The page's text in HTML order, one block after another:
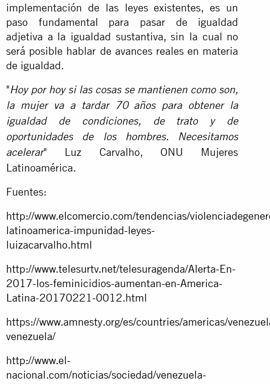
implementación de las leyes existentes, es un
paso fundamental para pasar de igualdad
adjetiva a la igualdad sustantiva, sin la cual no
será posible hablar de avances reales en materia
de igualdad.
"Hoy por hoy si las cosas se mantienen como son,
la mujer va a tardar 70 años para obtener la
igualdad de condiciones, de trato y de
oportunidades de los hombres. Necesitamos
acelerar" Luz Carvalho, ONU Mujeres
Latinoamérica.
Fuentes:
http://www.elcomercio.com/tendencias/
latinoamerica-impunidad-leyes-
luizacarvalho.html
http://www.telesurtv.net/telesuragenda/Alerta-En-
2017-los-feminicidios-aumentan-en-America-
Latina-20170221-0012.html
https://www.amnesty.org/es/countries/americas/
venezuela/
http://www.el-
nacional.com/noticias/sociedad/venezuela-